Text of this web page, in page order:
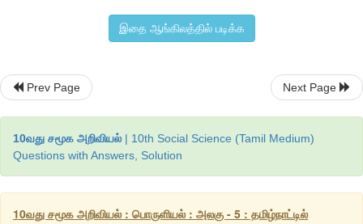
தவிர,இரண்டடுக்கு (Tier-II)நகரங்களான
இதை ஆங்கிலத்தில் படிக்க
Prev Page Next Page
10வது சமூக அறிவியல் | 10th Social Science (Tamil Medium)
Questions with Answers, Solution
10வது சமூக அறிவியல் : பொருளியல் : அலகு - 5 : தமிழ்நாட்டில்